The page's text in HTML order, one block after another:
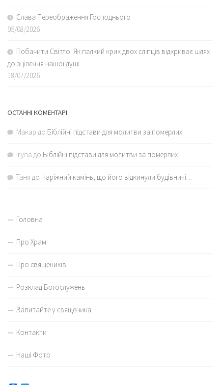
Слава Переображення Господнього
05/08/2026
Побачити Світло: Як палкий крик двох сліпців відкриває шлях
до зцілення нашої душі
18/07/2026
ОСТАННІ КОМЕНТАРІ
Макар до Біблійні підстави для молитви за померлих
Iryna до Біблійні підстави для молитви за померлих
Таня до Наріжний камінь, що його відкинули будівничі…
Головна
Про Храм
Про священиків
Розклад Богослужень
Запитайте у священика
Контакти
Наші Фото